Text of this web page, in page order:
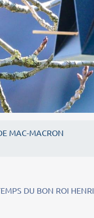
MAC-MACRON
DU BON ROI HENRI